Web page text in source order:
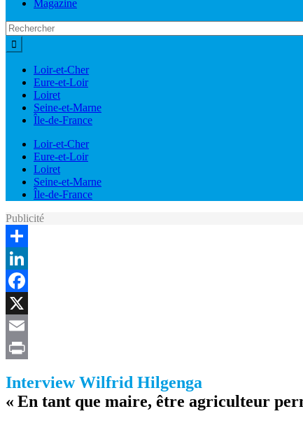
Magazine
Loir-et-Cher
Eure-et-Loir
Loiret
Seine-et-Marne
Île-de-France
Loir-et-Cher
Eure-et-Loir
Loiret
Seine-et-Marne
Île-de-France
Publicité
Share
LinkedIn
Facebook
X
Email
Interview Wilfrid Hilgenga
« En tant que maire, être agriculteur